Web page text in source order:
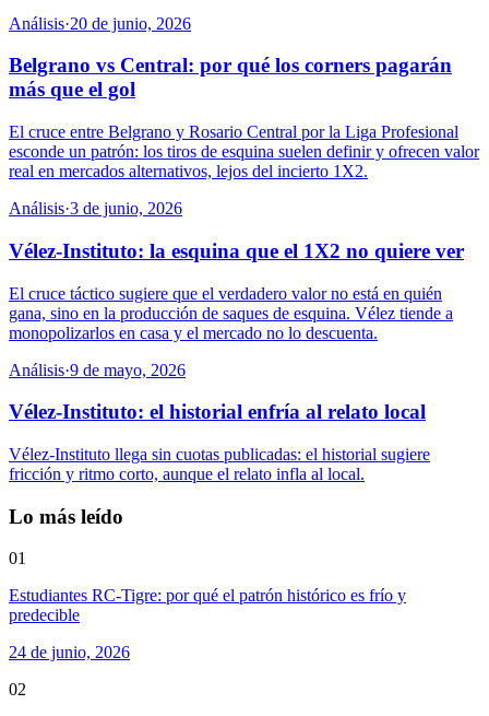
Análisis·20 de junio, 2026
Belgrano vs Central: por qué los corners pagarán
más que el gol
El cruce entre Belgrano y Rosario Central por la Liga Profesional
esconde un patrón: los tiros de esquina suelen definir y ofrecen valor
real en mercados alternativos, lejos del incierto 1X2.
Análisis·3 de junio, 2026
Vélez-Instituto: la esquina que el 1X2 no quiere ver
El cruce táctico sugiere que el verdadero valor no está en quién
gana, sino en la producción de saques de esquina. Vélez tiende a
monopolizarlos en casa y el mercado no lo descuenta.
Análisis·9 de mayo, 2026
Vélez-Instituto: el historial enfría al relato local
Vélez-Instituto llega sin cuotas publicadas: el historial sugiere
fricción y ritmo corto, aunque el relato infla al local.
Lo más leído
01
Estudiantes RC-Tigre: por qué el patrón histórico es frío y
predecible
24 de junio, 2026
02